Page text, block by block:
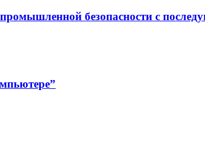
безопасности с